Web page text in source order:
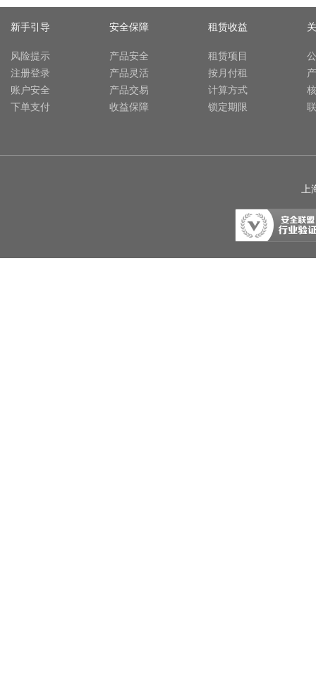
新手引导
风险提示
注册登录
账户安全
下单支付
安全保障
产品安全
产品灵活
产品交易
收益保障
租赁收益
租赁项目
按月付租
计算方式
锁定期限